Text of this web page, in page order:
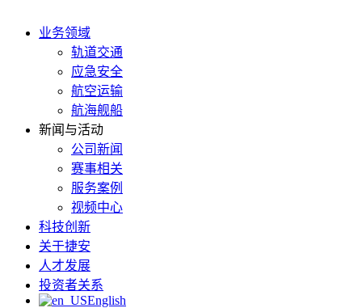
业务领域
轨道交通
应急安全
航空运输
航海舰船
新闻与活动
公司新闻
赛事相关
服务案例
视频中心
科技创新
关于捷安
人才发展
投资者关系
English